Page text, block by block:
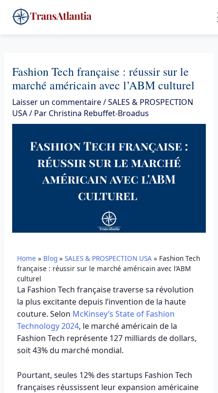
au
contenu
Fashion Tech française : réussir sur le
marché américain avec l’ABM culturel
Laisser un commentaire/SALES & PROSPECTION
USA/ Par Christina Rebuffet-Broadus
Home » Blog» SALES & PROSPECTION USA» Fashion Tech
française : réussir sur le marché américain avec l’ABM
culturel
La Fashion Tech française traverse sa révolution
la plus excitante depuis l’invention de la haute
couture. Selon McKinsey’s State of Fashion
Technology 2024, le marché américain de la
Fashion Tech représente 127 milliards de dollars,
soit 43% du marché mondial.
Pourtant, seules 12% des startups Fashion Tech
françaises réussissent leur expansion américaine